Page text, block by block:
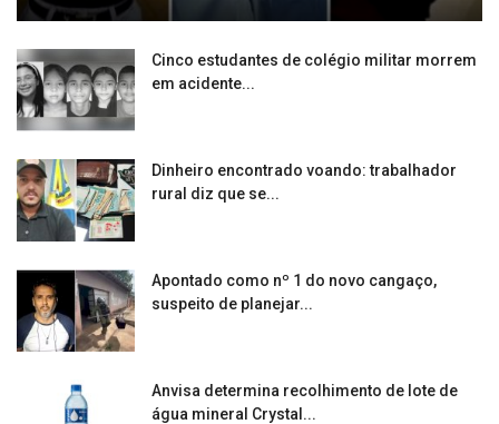
Cinco estudantes de colégio militar morrem
em acidente...
Dinheiro encontrado voando: trabalhador
rural diz que se...
Apontado como nº 1 do novo cangaço,
suspeito de planejar...
Anvisa determina recolhimento de lote de
água mineral Crystal...